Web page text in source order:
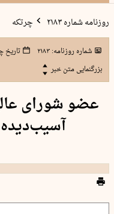
روزنامه شماره ۲۱۸۳ چرتکه
شماره روزنامه:۲۱۸۳ تاریخ
بزرگنمایی متن خبر
عضو شورای